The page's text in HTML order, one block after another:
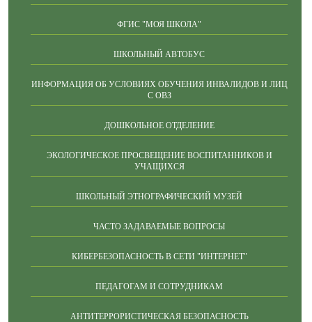
ФГИС "МОЯ ШКОЛА"
ШКОЛЬНЫЙ АВТОБУС
ИНФОРМАЦИЯ ОБ УСЛОВИЯХ ОБУЧЕНИЯ ИНВАЛИДОВ И ЛИЦ
С ОВЗ
ДОШКОЛЬНОЕ ОТДЕЛЕНИЕ
ЭКОЛОГИЧЕСКОЕ ПРОСВЕЩЕНИЕ ВОСПИТАННИКОВ И
УЧАЩИХСЯ
ШКОЛЬНЫЙ ЭТНОГРАФИЧЕСКИЙ МУЗЕЙ
ЧАСТО ЗАДАВАЕМЫЕ ВОПРОСЫ
КИБЕРБЕЗОПАСНОСТЬ В СЕТИ "ИНТЕРНЕТ"
ПЕДАГОГАМ И СОТРУДНИКАМ
АНТИТЕРРОРИСТИЧЕСКАЯ БЕЗОПАСНОСТЬ